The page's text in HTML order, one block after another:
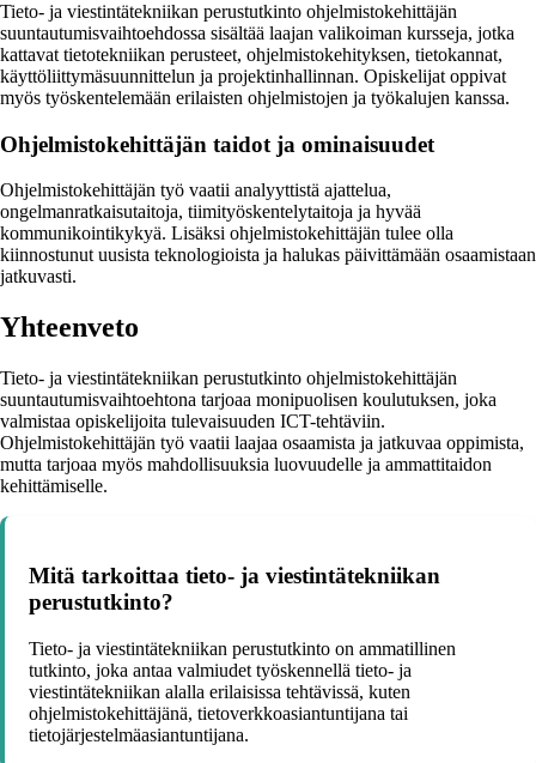
Tieto- ja viestintätekniikan perustutkinto ohjelmistokehittäjän
suuntautumisvaihtoehdossa sisältää laajan valikoiman kursseja, jotka
kattavat tietotekniikan perusteet, ohjelmistokehityksen, tietokannat,
käyttöliittymäsuunnittelun ja projektinhallinnan. Opiskelijat oppivat
myös työskentelemään erilaisten ohjelmistojen ja työkalujen kanssa.
Ohjelmistokehittäjän taidot ja ominaisuudet
Ohjelmistokehittäjän työ vaatii analyyttistä ajattelua,
ongelmanratkaisutaitoja, tiimityöskentelytaitoja ja hyvää
kommunikointikykyä. Lisäksi ohjelmistokehittäjän tulee olla
kiinnostunut uusista teknologioista ja halukas päivittämään osaamistaan
jatkuvasti.
Yhteenveto
Tieto- ja viestintätekniikan perustutkinto ohjelmistokehittäjän
suuntautumisvaihtoehtona tarjoaa monipuolisen koulutuksen, joka
valmistaa opiskelijoita tulevaisuuden ICT-tehtäviin.
Ohjelmistokehittäjän työ vaatii laajaa osaamista ja jatkuvaa oppimista,
mutta tarjoaa myös mahdollisuuksia luovuudelle ja ammattitaidon
kehittämiselle.
Mitä tarkoittaa tieto- ja viestintätekniikan
perustutkinto?
Tieto- ja viestintätekniikan perustutkinto on ammatillinen
tutkinto, joka antaa valmiudet työskennellä tieto- ja
viestintätekniikan alalla erilaisissa tehtävissä, kuten
ohjelmistokehittäjänä, tietoverkkoasiantuntijana tai
tietojärjestelmäasiantuntijana.